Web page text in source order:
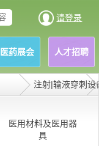
请登录
医药展会 人才招聘
注射|输液穿刺设
医用材料及医用器
具